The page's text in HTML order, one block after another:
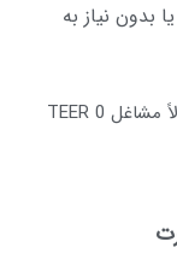
به
برای مهاجرت از طریق Express Entry، معمولاً مشاغل TEER 0